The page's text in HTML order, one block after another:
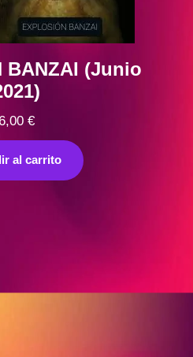
BANZAI (Junio
€
al carrito